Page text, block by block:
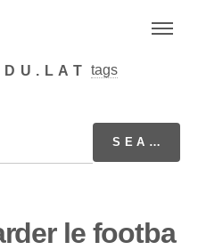
tags
le footba